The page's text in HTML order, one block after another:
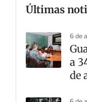
Últimas
6 de
a
de